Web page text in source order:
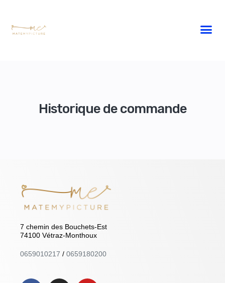
Historique de commande
7 chemin des Bouchets-Est
74100 Vétraz-Monthoux
0659010217 / 0659180200